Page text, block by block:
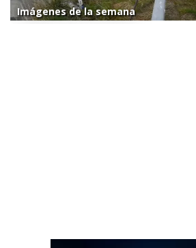
Imágenes de la semana